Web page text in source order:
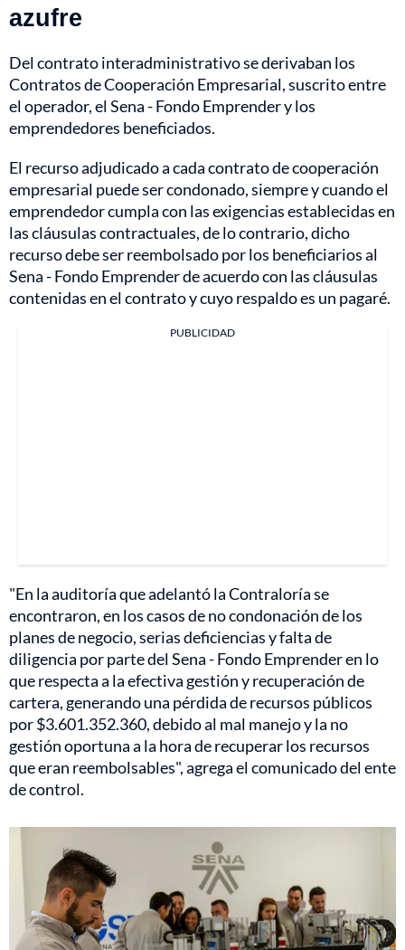
azufre
Del contrato interadministrativo se derivaban los
Contratos de Cooperación Empresarial, suscrito entre
el operador, el Sena - Fondo Emprender y los
emprendedores beneficiados.
El recurso adjudicado a cada contrato de cooperación
empresarial puede ser condonado, siempre y cuando el
emprendedor cumpla con las exigencias establecidas en
las cláusulas contractuales, de lo contrario, dicho
recurso debe ser reembolsado por los beneficiarios al
Sena - Fondo Emprender de acuerdo con las cláusulas
contenidas en el contrato y cuyo respaldo es un pagaré.
PUBLICIDAD
"En la auditoría que adelantó la Contraloría se
encontraron, en los casos de no condonación de los
planes de negocio, serias deficiencias y falta de
diligencia por parte del Sena - Fondo Emprender en lo
que respecta a la efectiva gestión y recuperación de
cartera, generando una pérdida de recursos públicos
por $3.601.352.360, debido al mal manejo y la no
gestión oportuna a la hora de recuperar los recursos
que eran reembolsables", agrega el comunicado del ente
de control.